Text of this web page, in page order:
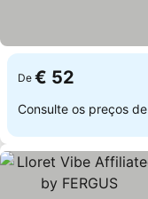
De € 52
Consulte os preços de